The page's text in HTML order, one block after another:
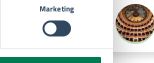
Marketing